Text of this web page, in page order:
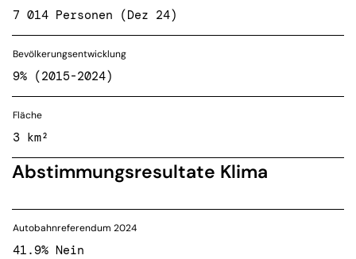
7 014 Personen (Dez 24)
Bevölkerungsentwicklung
9% (2015-2024)
Fläche
3 km²
Abstimmungsresultate Klima
Autobahnreferendum 2024
41.9% Nein